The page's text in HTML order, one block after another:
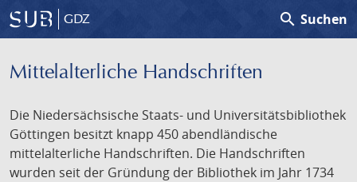
GDZ search Suchen
Mittelalterliche Handschriften
Die Niedersächsische Staats- und Universitätsbibliothek
Göttingen besitzt knapp 450 abendländische
mittelalterliche Handschriften. Die Handschriften
wurden seit der Gründung der Bibliothek im Jahr 1734